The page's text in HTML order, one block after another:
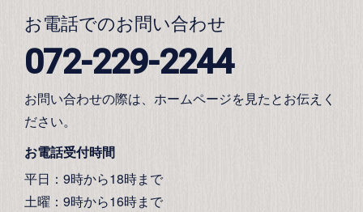
お電話でのお問い合わせ
072-229-2244
お問い合わせの際は、ホームページを見たとお伝えく
ださい。
お電話受付時間
平日：9時から18時まで
土曜：9時から16時まで